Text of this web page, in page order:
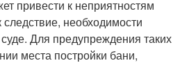
привести к неприятностям
необходимости
Для предупреждения таких
места постройки бани,